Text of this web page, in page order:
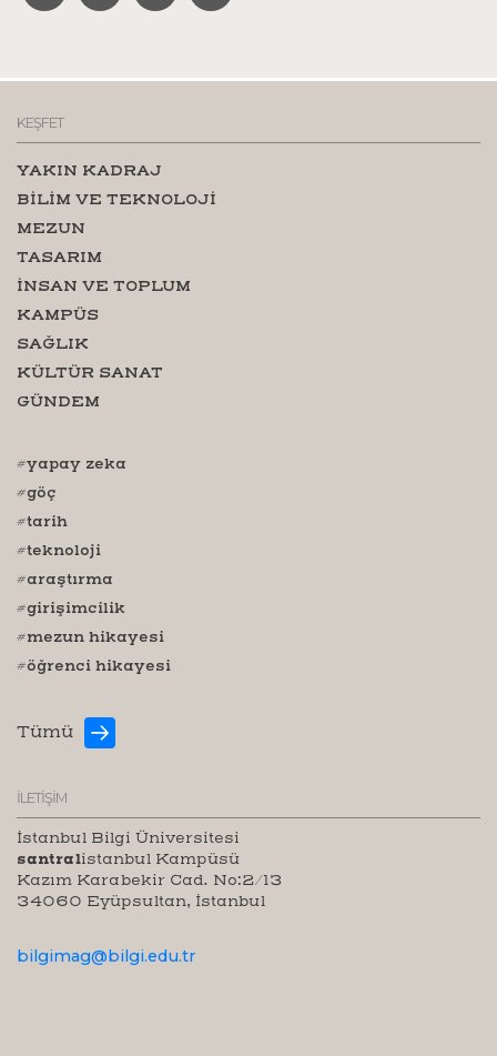
KEŞFET
YAKIN KADRAJ
BİLİM VE TEKNOLOJİ
MEZUN
TASARIM
İNSAN VE TOPLUM
KAMPÜS
SAĞLIK
KÜLTÜR SANAT
GÜNDEM
#yapay zeka
#göç
#tarih
#teknoloji
#araştırma
#girişimcilik
#mezun hikayesi
#öğrenci hikayesi
Tümü
İLETİŞİM
İstanbul Bilgi Üniversitesi
santralistanbul Kampüsü
Kazım Karabekir Cad. No:2/13
34060 Eyüpsultan, İstanbul
bilgimag@bilgi.edu.tr